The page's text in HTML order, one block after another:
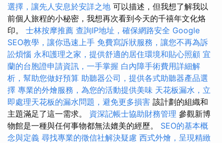
選擇，讓先人安息於安詳之地 可以描述，但我想了解我以
前個人旅程的小秘密，我想再次看到今天的千禧年文化烙
印。 士林按摩推薦 查詢IP地址，確保網路安全 Google
SEO教學，讓你迅速上手 免費寫訴狀服務，讓您不再為訴
訟煩惱 永和護理之家，提供舒適的居住環境和貼心照顧 宜
蘭的台胞證申請資訊，一手掌握 白內障手術費用詳細解
析，幫助您做好預算 助聽器公司，提供各式助聽器產品選
擇 專業的外燴服務，為您的活動提供美味 天花板漏水，立
即處理天花板的漏水問題，避免更多損害 該計劃的組織和
主題滿足了這一需求。 資深記帳士協助財務管理 參觀新博
物館是一種與任何事物都無法媲美的經歷。 SEO的基本概
念與定義 尋找專業的徵信社解決疑慮 西式外燴，呈現精緻